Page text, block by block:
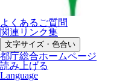
よくあるご質問
関連リンク集
文字サイズ・色合い
都庁総合ホームページ
読み上げる
Language